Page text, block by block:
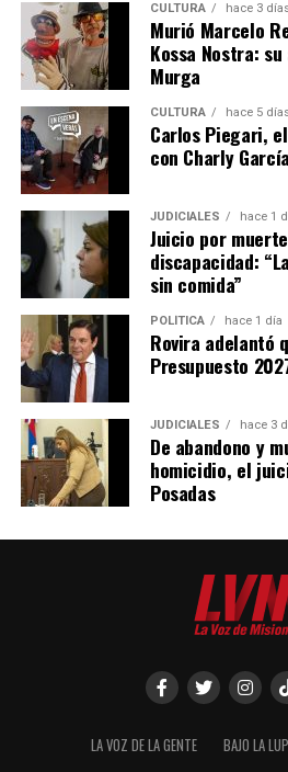
CULTURA hace 3
Murió Marcelo
Kossa Nostra:
Murga
CULTURA hace 5
Carlos Piegari,
con Charly
JUDICIALES hace 1
Juicio por
discapacidad:
sin comida”
POLÍTICA hace 1 día
Rovira adelantó
Presupuesto
JUDICIALES hace 3
De abandono y
homicidio, el
Posadas
LA VOZ DE LA GENTE BAJO LA